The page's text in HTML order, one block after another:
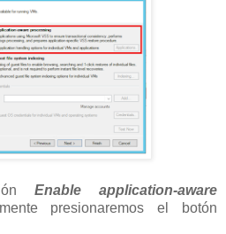
Enable application-aware
presionaremos el botón